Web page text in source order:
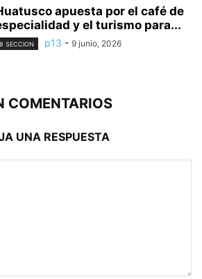
apuesta por el café de
y el turismo para...
8 SECCION p13 - 9 junio, 2026
COMENTARIOS
UNA RESPUESTA